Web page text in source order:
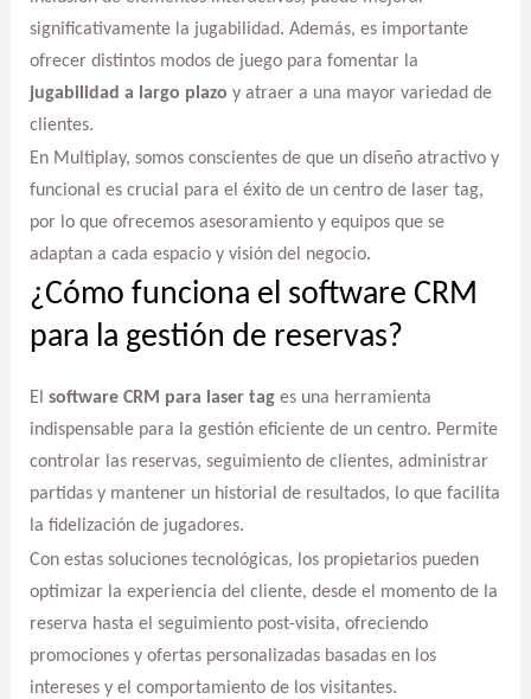
significativamente la jugabilidad. Además, es importante
ofrecer distintos modos de juego para fomentar la
jugabilidad a largo plazo y atraer a una mayor variedad de
clientes.
En Multiplay, somos conscientes de que un diseño atractivo y
funcional es crucial para el éxito de un centro de laser tag,
por lo que ofrecemos asesoramiento y equipos que se
adaptan a cada espacio y visión del negocio.
¿Cómo funciona el software CRM
para la gestión de reservas?
El software CRM para laser tages una herramienta
indispensable para la gestión eficiente de un centro. Permite
controlar las reservas, seguimiento de clientes, administrar
partidas y mantener un historial de resultados, lo que facilita
la fidelización de jugadores.
Con estas soluciones tecnológicas, los propietarios pueden
optimizar la experiencia del cliente, desde el momento de la
reserva hasta el seguimiento post-visita, ofreciendo
promociones y ofertas personalizadas basadas en los
intereses y el comportamiento de los visitantes.